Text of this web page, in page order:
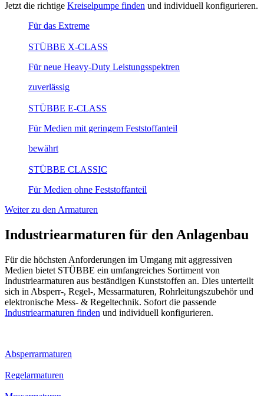
Jetzt die richtige Kreiselpumpe finden und individuell konfigurieren.
Für das Extreme
STÜBBE X-CLASS
Für neue Heavy-Duty Leistungsspektren
zuverlässig
STÜBBE E-CLASS
Für Medien mit geringem Feststoffanteil
bewährt
STÜBBE CLASSIC
Für Medien ohne Feststoffanteil
Weiter zu den Armaturen
Industriearmaturen für den Anlagenbau
Für die höchsten Anforderungen im Umgang mit aggressiven
Medien bietet STÜBBE ein umfangreiches Sortiment von
Industriearmaturen aus beständigen Kunststoffen an. Dies unterteilt
sich in Absperr-, Regel-, Messarmaturen, Rohrleitungszubehör und
elektronische Mess- & Regeltechnik. Sofort die passende
Industriearmaturen finden und individuell konfigurieren.
Absperrarmaturen
Regelarmaturen